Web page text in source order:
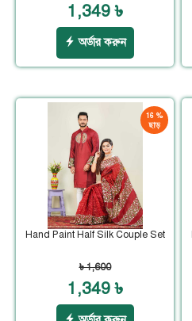
1,349 ৳
অর্ডার করুন
16 %
ছাড়
Hand Paint Half Silk Couple Set
৳ 1,600
1,349 ৳